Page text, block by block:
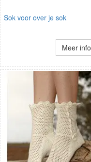
Sok voor over je sok
Meer info